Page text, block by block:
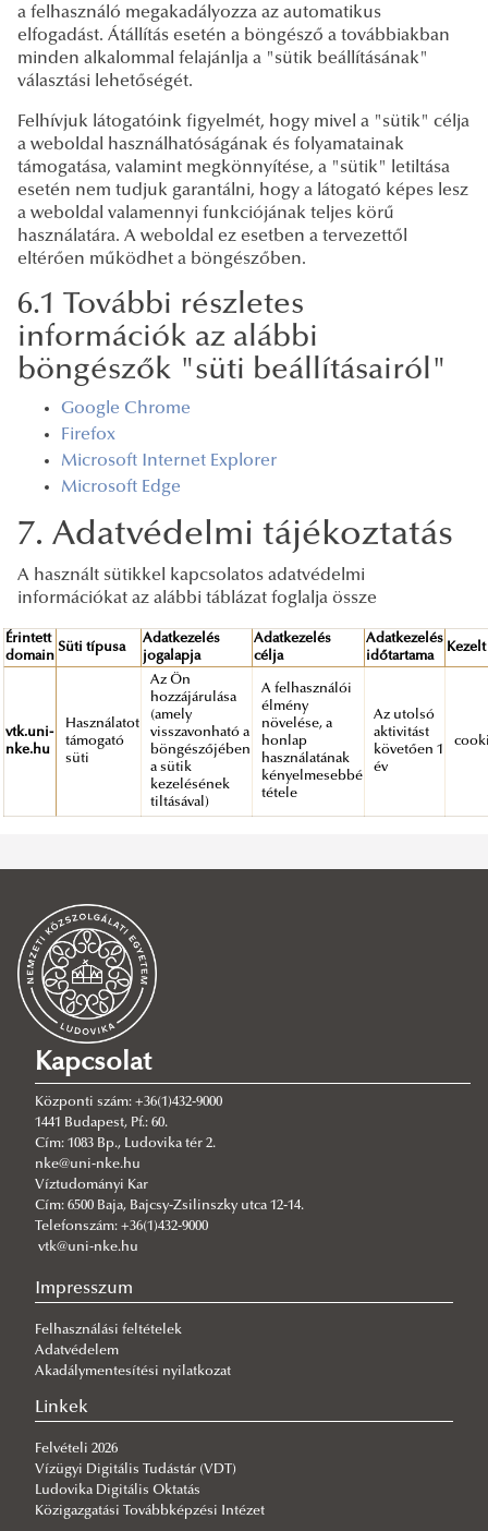
a felhasználó megakadályozza az automatikus
elfogadást. Átállítás esetén a böngésző a továbbiakban
minden alkalommal felajánlja a "sütik beállításának"
választási lehetőségét.
Felhívjuk látogatóink figyelmét, hogy mivel a "sütik" célja
a weboldal használhatóságának és folyamatainak
támogatása, valamint megkönnyítése, a "sütik" letiltása
esetén nem tudjuk garantálni, hogy a látogató képes lesz
a weboldal valamennyi funkciójának teljes körű
használatára. A weboldal ez esetben a tervezettől
eltérően működhet a böngészőben.
6.1 További részletes
információk az alábbi
böngészők "süti beállításairól"
Google Chrome
Firefox
Microsoft Internet Explorer
Microsoft Edge
7. Adatvédelmi tájékoztatás
A használt sütikkel kapcsolatos adatvédelmi
információkat az alábbi táblázat foglalja össze
Érintett
domain
Süti típusa
Adatkezelés
jogalapja
Adatkezelés
célja
Adatkezelés
időtartama
vtk.uni-
nke.hu
Használatot
támogató
süti
Az Ön
hozzájárulása
(amely
visszavonható a
böngészőjében
a sütik
kezelésének
tiltásával)
A felhasználói
élmény
növelése, a
honlap
használatának
kényelmesebbé
tétele
Az utolsó
aktivitást
követően 1
év
Kapcsolat
Központi szám: +36(1)432-9000
1441 Budapest, Pf.: 60.
Cím: 1083 Bp., Ludovika tér 2.
nke@uni-nke.hu
Víztudományi Kar
Cím: 6500 Baja, Bajcsy-Zsilinszky utca 12-14.
Telefonszám: +36(1)432-9000
vtk@uni-nke.hu
Impresszum
Felhasználási feltételek
Adatvédelem
Akadálymentesítési nyilatkozat
Linkek
Felvételi 2026
Vízügyi Digitális Tudástár (VDT)
Ludovika Digitális Oktatás
Közigazgatási Továbbképzési Intézet